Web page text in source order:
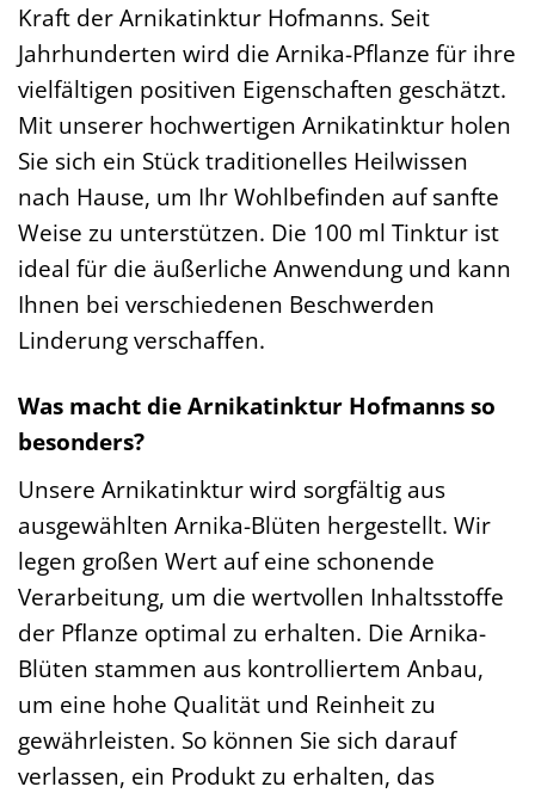
Kraft der Arnikatinktur Hofmanns. Seit
Jahrhunderten wird die Arnika-Pflanze für ihre
vielfältigen positiven Eigenschaften geschätzt.
Mit unserer hochwertigen Arnikatinktur holen
Sie sich ein Stück traditionelles Heilwissen
nach Hause, um Ihr Wohlbefinden auf sanfte
Weise zu unterstützen. Die 100 ml Tinktur ist
ideal für die äußerliche Anwendung und kann
Ihnen bei verschiedenen Beschwerden
Linderung verschaffen.
Was macht die Arnikatinktur Hofmanns so
besonders?
Unsere Arnikatinktur wird sorgfältig aus
ausgewählten Arnika-Blüten hergestellt. Wir
legen großen Wert auf eine schonende
Verarbeitung, um die wertvollen Inhaltsstoffe
der Pflanze optimal zu erhalten. Die Arnika-
Blüten stammen aus kontrolliertem Anbau,
um eine hohe Qualität und Reinheit zu
gewährleisten. So können Sie sich darauf
verlassen, ein Produkt zu erhalten, das